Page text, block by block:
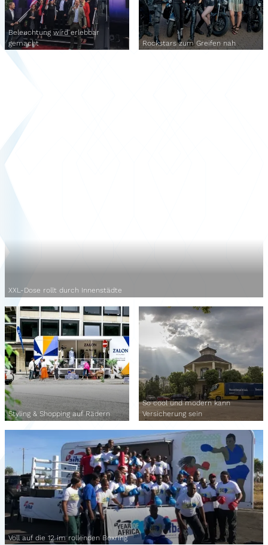
Beleuchtung wird erlebbar
gemacht
Rockstars zum Greifen nah
XXL-Dose rollt durch Innenstädte
Styling & Shopping auf Rädern
Voll auf die 12 im rollenden Boxring
So cool und modern kann
Versicherung sein